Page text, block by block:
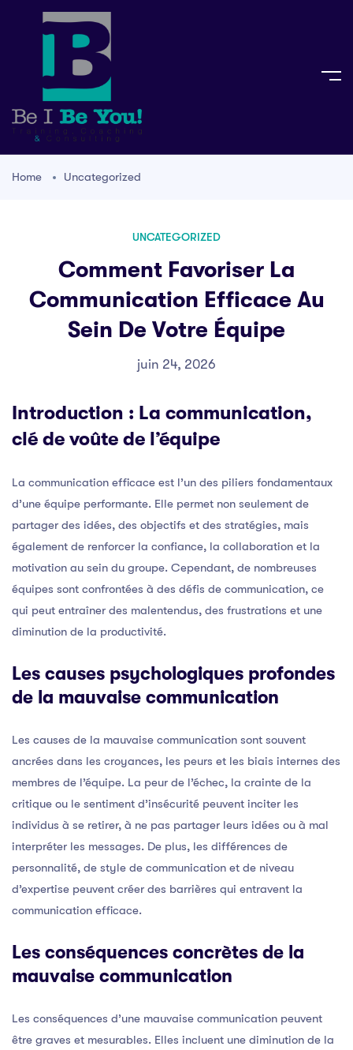
Home Uncategorized
UNCATEGORIZED
Comment Favoriser La
Communication Efficace Au
Sein De Votre Équipe
juin 24, 2026
Introduction : La communication,
clé de voûte de l’équipe
La communication efficace est l’un des piliers fondamentaux
d’une équipe performante. Elle permet non seulement de
partager des idées, des objectifs et des stratégies, mais
également de renforcer la confiance, la collaboration et la
motivation au sein du groupe. Cependant, de nombreuses
équipes sont confrontées à des défis de communication, ce
qui peut entraîner des malentendus, des frustrations et une
diminution de la productivité.
Les causes psychologiques profondes
de la mauvaise communication
Les causes de la mauvaise communication sont souvent
ancrées dans les croyances, les peurs et les biais internes des
membres de l’équipe. La peur de l’échec, la crainte de la
critique ou le sentiment d’insécurité peuvent inciter les
individus à se retirer, à ne pas partager leurs idées ou à mal
interpréter les messages. De plus, les différences de
personnalité, de style de communication et de niveau
d’expertise peuvent créer des barrières qui entravent la
communication efficace.
Les conséquences concrètes de la
mauvaise communication
Les conséquences d’une mauvaise communication peuvent
être graves et mesurables. Elles incluent une diminution de la